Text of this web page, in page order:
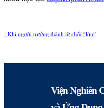
Khi người trưởng thành từ chối “lớn”
Viện Nghiên